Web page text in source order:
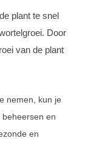
plant te snel
Door
van de plant
nemen, kun je
en
en